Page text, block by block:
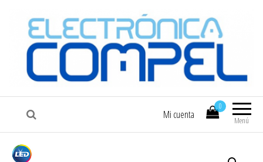
COMPEL Electrónica COMPEL
Menú
0
Mi cuenta